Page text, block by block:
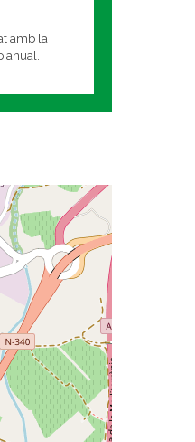
amb la
anual.